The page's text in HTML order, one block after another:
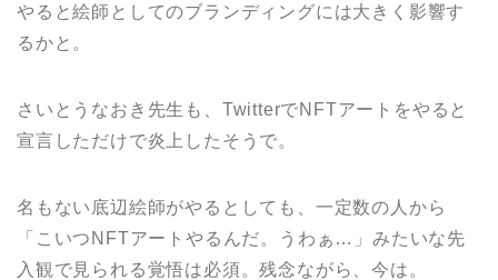
やると絵師としてのブランディングには大きく影響す
るかと。
さいとうなおき先生も、TwitterでNFTアートをやると
宣言しただけで炎上したそうで。
名もない底辺絵師がやるとしても、一定数の人から
「こいつNFTアートやるんだ。うわぁ…」みたいな先
入観で見られる覚悟は必須。残念ながら、今は。